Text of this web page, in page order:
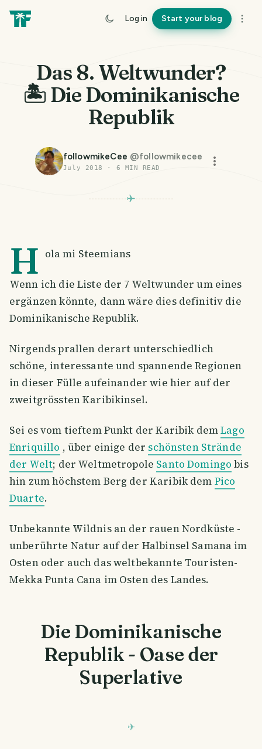
Log in Start your blog
Das 8. Weltwunder?
🏝️ Die Dominikanische
Republik
followmikeCee @followmikecee
July 2018 · 6 MIN READ
H ola mi Steemians
Wenn ich die Liste der 7 Weltwunder um eines
ergänzen könnte, dann wäre dies definitiv die
Dominikanische Republik.
Nirgends prallen derart unterschiedlich
schöne, interessante und spannende Regionen
in dieser Fülle aufeinander wie hier auf der
zweitgrössten Karibikinsel.
Sei es vom tieftem Punkt der Karibik demLago
Enriquillo , über einige der schönsten Strände
der Welt; der Weltmetropole Santo Domingo bis
hin zum höchstem Berg der Karibik dem Pico
Duarte.
Unbekannte Wildnis an der rauen Nordküste -
unberührte Natur auf der Halbinsel Samana im
Osten oder auch das weltbekannte Touristen-
Mekka Punta Cana im Osten des Landes.
Die Dominikanische
Republik - Oase der
Superlative